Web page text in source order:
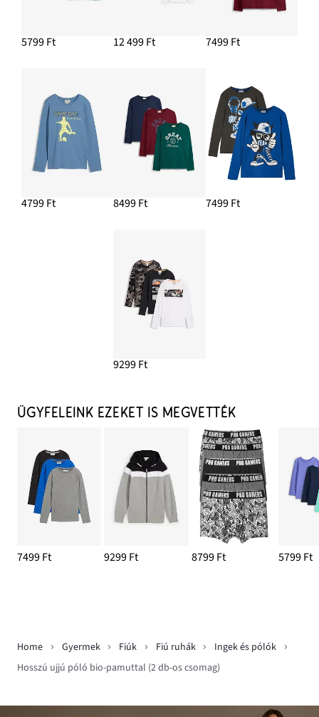
5799 Ft 12 499 Ft 7499 Ft
4799 Ft 8499 Ft 7499 Ft
9299 Ft
ÜGYFELEINK EZEKET IS MEGVETTÉK
7499 Ft 9299 Ft 8799 Ft 5799 Ft
Home Gyermek Fiúk Fiú ruhák
Ingek és pólók
Hosszú ujjú póló bio-pamuttal (2 db-os csomag)